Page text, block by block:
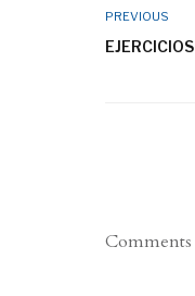
PREVIOUS
Comments